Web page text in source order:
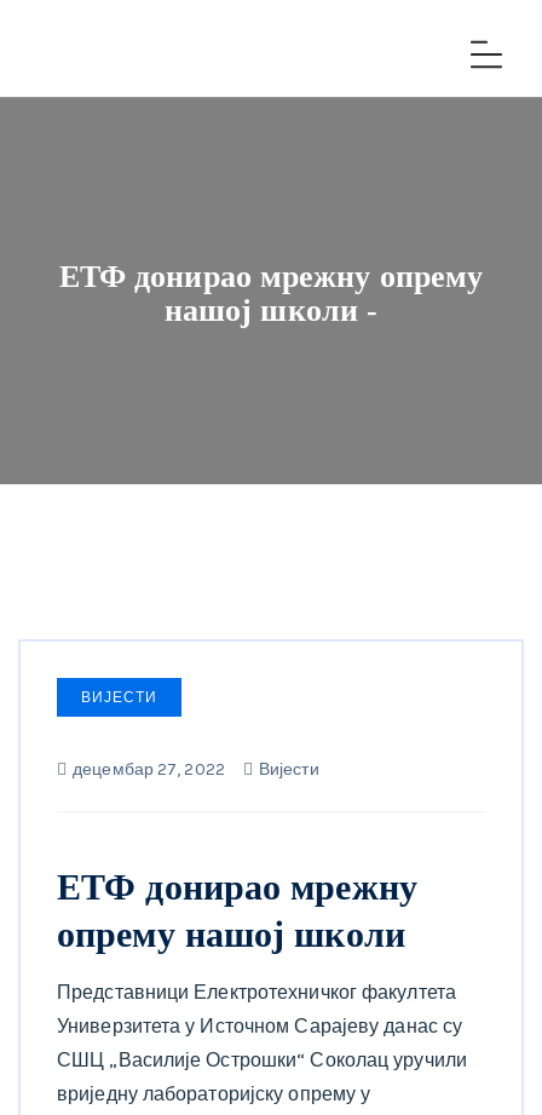
ЕТФ донирао мрежну опрему
нашој школи -
ВИЈЕСТИ
децембар 27, 2022 Вијести
ЕТФ донирао мрежну
опрему нашој школи
Представници Електротехничког факултета
Универзитета у Источном Сарајеву данас су
СШЦ „Василије Острошки“ Соколац уручили
вриједну лабораторијску опрему у